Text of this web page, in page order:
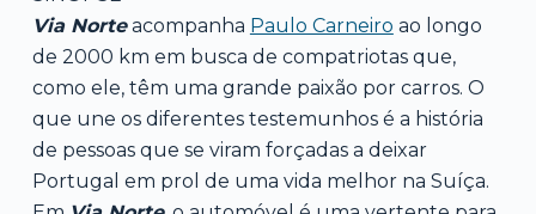
Via Norteacompanha Paulo Carneiro ao longo
de 2000 km em busca de compatriotas que,
como ele, têm uma grande paixão por carros. O
que une os diferentes testemunhos é a história
de pessoas que se viram forçadas a deixar
Portugal em prol de uma vida melhor na Suíça.